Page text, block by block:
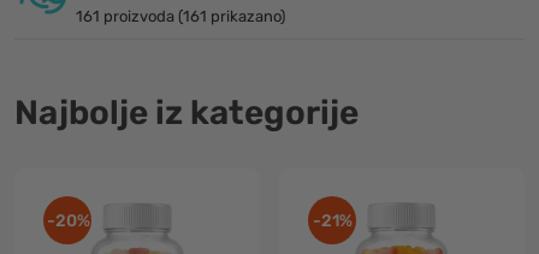
161 proizvoda (161 prikazano)
Najbolje iz kategorije
-20% -21%